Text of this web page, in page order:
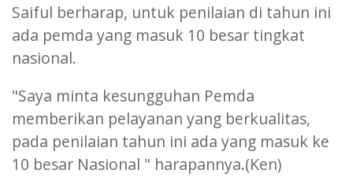
Saiful berharap, untuk penilaian di tahun ini
ada pemda yang masuk 10 besar tingkat
nasional.
"Saya minta kesungguhan Pemda
memberikan pelayanan yang berkualitas,
pada penilaian tahun ini ada yang masuk ke
10 besar Nasional " harapannya.(Ken)